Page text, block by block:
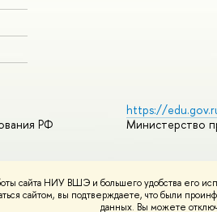
сайта НИУ ВШЭ и большего удобства его
сайтом, вы подтверждаете, что были
данных. Вы можете
РФ
https://
Министерство
Условия использования материалов
Школе дизайна НИУ ВШЭ